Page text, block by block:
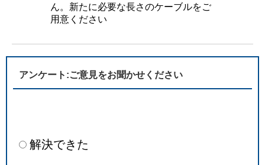
ん。新たに必要な長さのケーブルをご
用意ください
アンケート:ご意見をお聞かせください
解決できた